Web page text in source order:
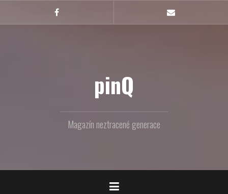
pinQ
Magazín neztracené generace